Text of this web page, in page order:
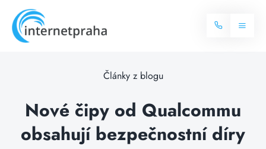
content
Toggle
Internet
Balíčky internetu
Televize
Články z blogu
Nové čipy od Qualcommu
obsahují bezpečnostní díry